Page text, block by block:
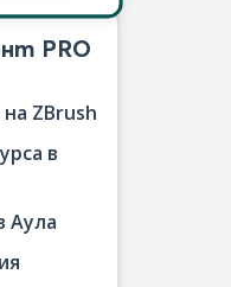
PRO
ZBrush
в
Аула